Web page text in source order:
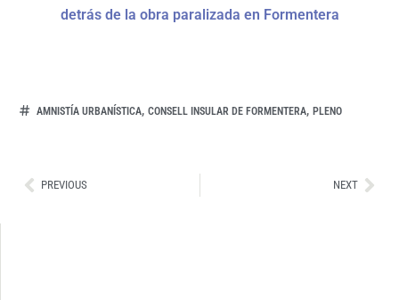
detrás de la obra paralizada en Formentera
AMNISTÍA URBANÍSTICA, CONSELL INSULAR DE FORMENTERA, PLENO
AntPREVIOUS NEXT